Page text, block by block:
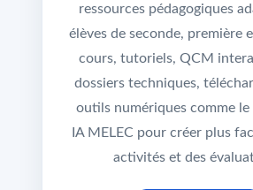
ressources pédagogiques
élèves de seconde, première
cours, tutoriels, QCM
dossiers techniques,
outils numériques comme le
IA MELEC pour créer plus
activités et des